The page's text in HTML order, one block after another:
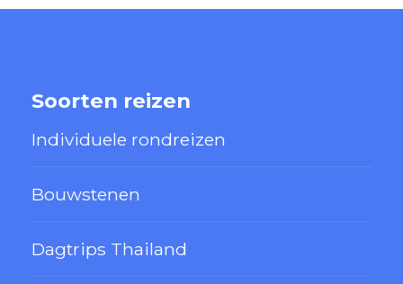
Soorten reizen
Individuele rondreizen
Bouwstenen
Dagtrips Thailand